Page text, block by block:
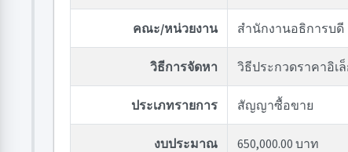
คณะ/หน่วยงาน สำนักงานอธิการบดี
วิธีการจัดหา วิธีประกวดราคาอิเ
ประเภทรายการ สัญญาซื้อขาย
งบประมาณ 650,000.00 บาท